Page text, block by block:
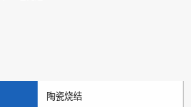
陶瓷烧结